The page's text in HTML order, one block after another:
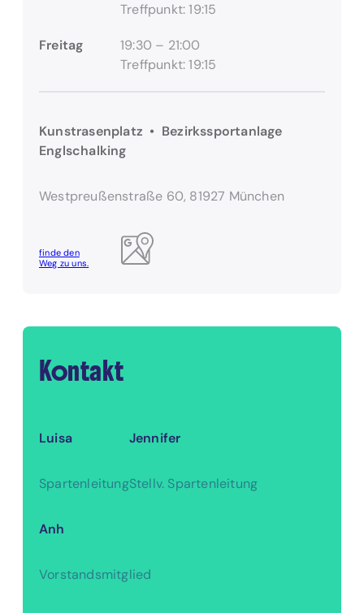
Treffpunkt: 19:15
Freitag
19:30 – 21:00
Treffpunkt: 19:15
Kunstrasenplatz • Bezirkssportanlage
Englschalking
Westpreußenstraße 60, 81927 München
finde den
Weg zu uns.
Kontakt
Luisa
Spartenleitung
Jennifer
Stellv. Spartenleitung
Anh
Vorstandsmitglied